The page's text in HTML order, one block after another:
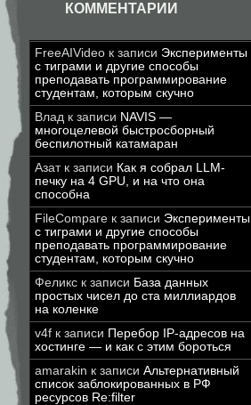
КОММЕНТАРИИ
FreeAIVideo к записи Эксперименты
с тиграми и другие способы
преподавать программирование
студентам, которым скучно
Влад к записи NAVIS —
многоцелевой быстросборный
беспилотный катамаран
Азатк записи Как я собрал LLM-
печку на 4 GPU, и на что она
способна
FileCompare к записи Эксперименты
с тиграми и другие способы
преподавать программирование
студентам, которым скучно
Феликс к записи База данных
простых чисел до ста миллиардов
на коленке
v4f к записи Перебор IP-адресов на
хостинге — и как с этим бороться
amarakin к записи Альтернативный
список заблокированных в РФ
ресурсов Re:filter